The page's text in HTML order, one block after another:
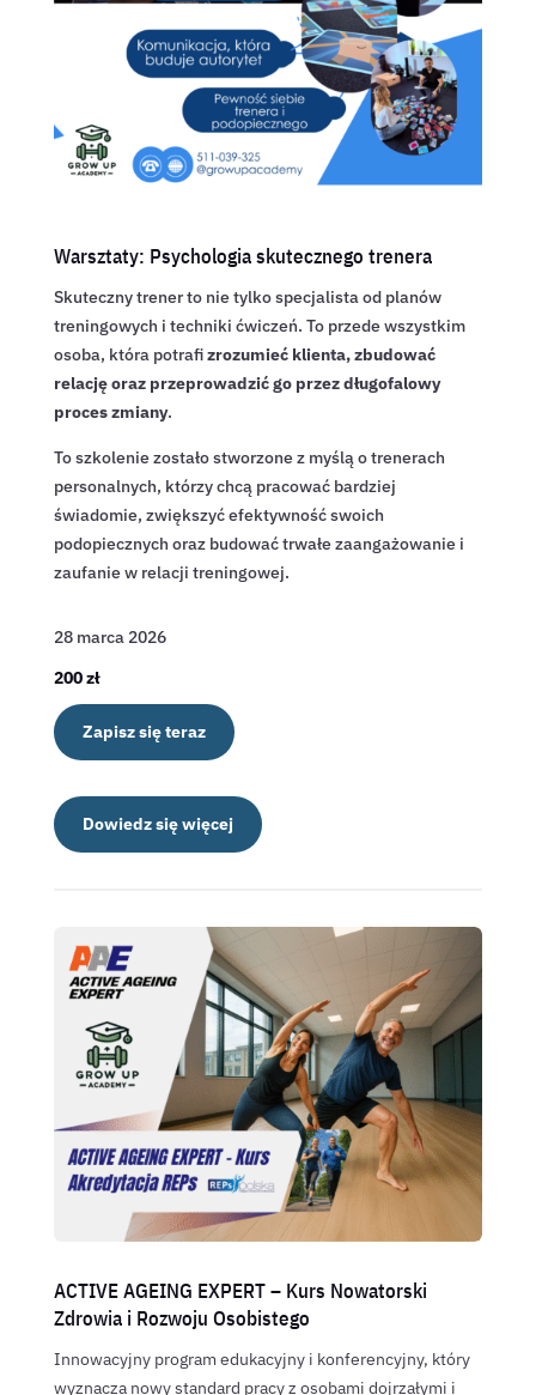
Warsztaty: Psychologia skutecznego trenera
Skuteczny trener to nie tylko specjalista od planów
treningowych i techniki ćwiczeń. To przede wszystkim
osoba, która potrafizrozumieć klienta, zbudować
relację oraz przeprowadzić go przez długofalowy
proces zmiany.
To szkolenie zostało stworzone z myślą o trenerach
personalnych, którzy chcą pracować bardziej
świadomie, zwiększyć efektywność swoich
podopiecznych oraz budować trwałe zaangażowanie i
zaufanie w relacji treningowej.
28 marca 2026
200 zł
Zapisz się teraz
Dowiedz się więcej
ACTIVE AGEING EXPERT – Kurs Nowatorski
Zdrowia i Rozwoju Osobistego
Innowacyjny program edukacyjny i konferencyjny, który
wyznacza nowy standard pracy z osobami dojrzałymi i